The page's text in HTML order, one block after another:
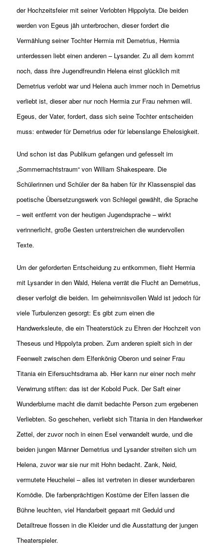
der Hochzeitsfeier mit seiner Verlobten Hippolyta. Die beiden
werden von Egeus jäh unterbrochen, dieser fordert die
Vermählung seiner Tochter Hermia mit Demetrius, Hermia
unterdessen liebt einen anderen – Lysander. Zu all dem kommt
noch, dass ihre Jugendfreundin Helena einst glücklich mit
Demetrius verlobt war und Helena auch immer noch in Demetrius
verliebt ist, dieser aber nur noch Hermia zur Frau nehmen will.
Egeus, der Vater, fordert, dass sich seine Tochter entscheiden
muss: entweder für Demetrius oder für lebenslange Ehelosigkeit.
Und schon ist das Publikum gefangen und gefesselt im
„Sommernachtstraum“ von William Shakespeare. Die
Schülerinnen und Schüler der 8a haben für ihr Klassenspiel das
poetische Übersetzungswerk von Schlegel gewählt, die Sprache
– weit entfernt von der heutigen Jugendsprache – wirkt
verinnerlicht, große Gesten unterstreichen die wundervollen
Texte.
Um der geforderten Entscheidung zu entkommen, flieht Hermia
mit Lysander in den Wald, Helena verrät die Flucht an Demetrius,
dieser verfolgt die beiden. Im geheimnisvollen Wald ist jedoch für
viele Turbulenzen gesorgt: Es gibt zum einen die
Handwerksleute, die ein Theaterstück zu Ehren der Hochzeit von
Theseus und Hippolyta proben. Zum anderen spielt sich in der
Feenwelt zwischen dem Elfenkönig Oberon und seiner Frau
Titania ein Eifersuchtsdrama ab. Hier kann nur einer noch mehr
Verwirrung stiften: das ist der Kobold Puck. Der Saft einer
Wunderblume macht die damit bedachte Person zum ergebenen
Verliebten. So geschehen, verliebt sich Titania in den Handwerker
Zettel, der zuvor noch in einen Esel verwandelt wurde, und die
beiden jungen Männer Demetrius und Lysander streiten sich um
Helena, zuvor war sie nur mit Hohn bedacht. Zank, Neid,
vermutete Heuchelei – alles ist vertreten in dieser wunderbaren
Komödie. Die farbenprächtigen Kostüme der Elfen lassen die
Bühne leuchten, viel Handarbeit gepaart mit Geduld und
Detailtreue flossen in die Kleider und die Ausstattung der jungen
Theaterspieler.